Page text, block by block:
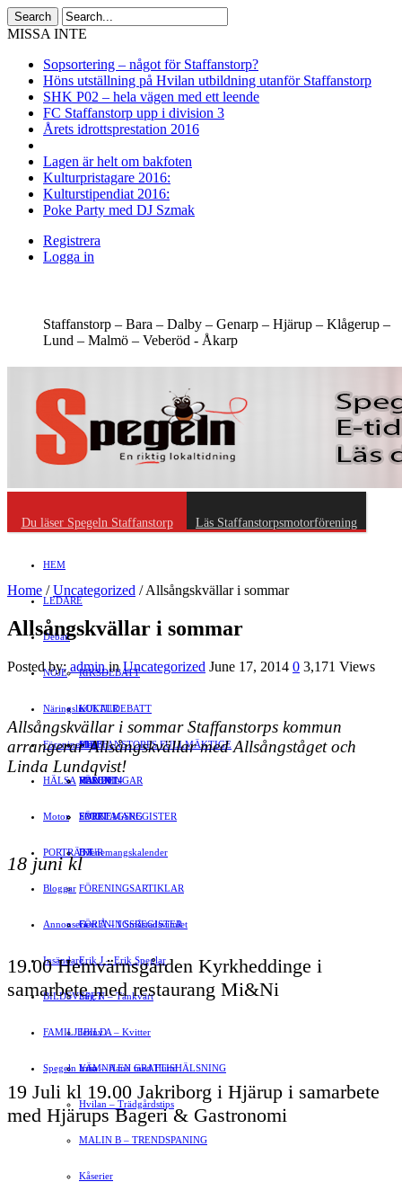
MISSA INTE
Sopsortering – något för Staffanstorp?
Höns utställning på Hvilan utbildning utanför Staffanstorp
SHK P02 – hela vägen med ett leende
FC Staffanstorp upp i division 3
Årets idrottsprestation 2016
Lagen är helt om bakfoten
Kulturpristagare 2016:
Kulturstipendiat 2016:
Poke Party med DJ Szmak
Registrera
Logga in
Staffanstorp – Bara – Dalby – Genarp – Hjärup – Klågerup –
Lund – Malmö – Veberöd - Åkarp
Du läser Spegeln Staffanstorp Läs Staffanstorpsmotorförening
HEM
LEDARE
Debatt
RIKSDEBATT
LOKALDEBATT
STAFFANSTORPS FULLMÄKTIGE
VAL 2014
NÖJE
KULTUR
Mat
RESOR
EVENEMANG
Evenemangskalender
Näringsliv
JOBB
HANDEL
FÖRETAGSREGISTER
Föreningsliv
FÖRENINGAR
SPORT
DJUR
FÖRENINGSARTIKLAR
FÖRENINGSREGISTER
HÄLSA
Motor
PORTRÄTT
Bloggar
Gert Å – I Småstadsvimlet
Erik J – Erik Speglar
Stig N – Tänkvärt
Jenny A – Kvitter
Yrsa – Hand med Hund
Hvilan – Trädgårdstips
MALIN B – TRENDSPANING
Kåserier
Annonsera
Insändare
BILDSVEPET
FAMILJEBILD
LÄMNA EN GRATTISHÄLSNING
Spegeln Info
Home /Uncategorized /Allsångskvällar i sommar
Allsångskvällar i sommar
Posted by: admininUncategorized June 17, 2014 0 3,171 Views
Allsångskvällar i sommarStaffanstorps kommun
arrangerar Allsångskvällar med Allsångståget och
Linda Lundqvist!
18 juni kl
19.00 Hemvärnsgården Kyrkheddinge i
samarbete med restaurang Mi&Ni
19 Juli kl 19.00 Jakriborg i Hjärup i samarbete
med Hjärups Bageri & Gastronomi